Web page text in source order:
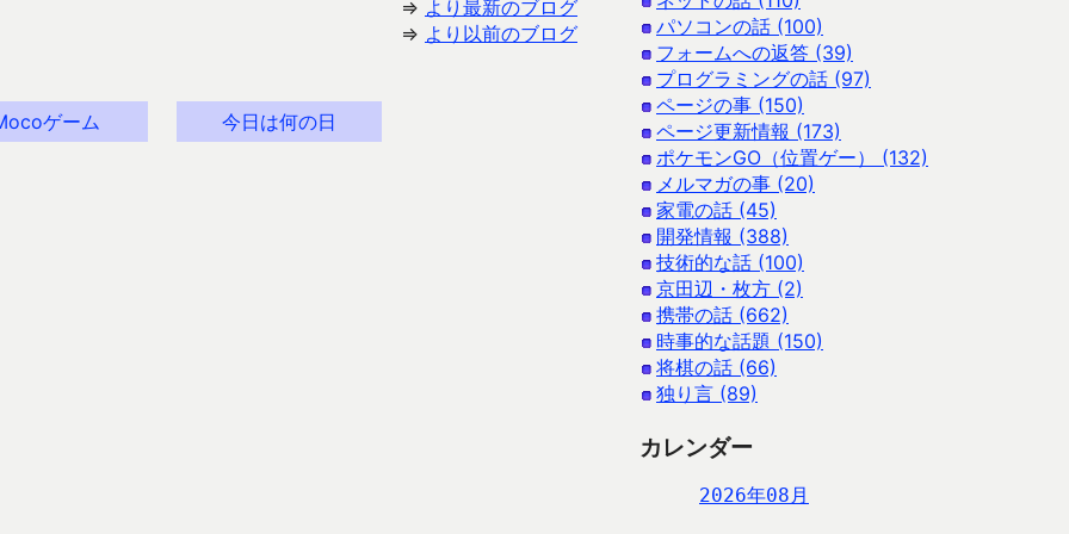
⇒ より最新のブログ
⇒ より以前のブログ
ゲーム 今日は何の日
パソコンの話 (100)
フォームへの返答 (39)
プログラミングの話 (97)
ページの事 (150)
ページ更新情報 (173)
ポケモンGO（位置ゲー） (132)
メルマガの事 (20)
家電の話 (45)
開発情報 (388)
技術的な話 (100)
京田辺・枚方 (2)
携帯の話 (662)
時事的な話題 (150)
将棋の話 (66)
独り言 (89)
カレンダー
2026年08月